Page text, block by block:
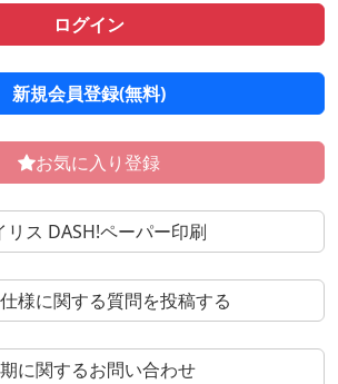
ログイン
新規会員登録(無料)
お気に入り登録
リス DASH!ペーパー印刷
様に関する質問を投稿する
に関するお問い合わせ